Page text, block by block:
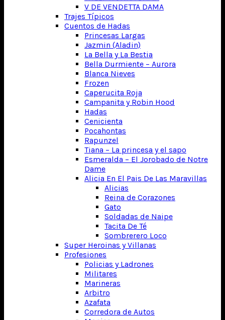
V DE VENDETTA DAMA
Trajes Típicos
Cuentos de Hadas
Princesas Largas
Jazmin (Aladin)
La Bella y La Bestia
Bella Durmiente – Aurora
Blanca Nieves
Frozen
Caperucita Roja
Campanita y Robin Hood
Hadas
Cenicienta
Pocahontas
Rapunzel
Tiana – La princesa y el sapo
Esmeralda – El Jorobado de Notre
Dame
Alicia En El Pais De Las Maravillas
Alicias
Reina de Corazones
Gato
Soldadas de Naipe
Tacita De Té
Sombrerero Loco
Super Heroinas y Villanas
Profesiones
Policias y Ladrones
Militares
Marineras
Arbitro
Azafata
Corredora de Autos